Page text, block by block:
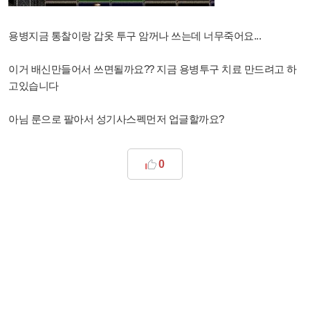
용병지금 통찰이랑 갑옷 투구 암꺼나 쓰는데 너무죽어요...
이거 배신만들어서 쓰면될까요?? 지금 용병투구 치료 만드려고 하
고있습니다
아님 룬으로 팔아서 성기사스펙먼저 업글할까요?
0